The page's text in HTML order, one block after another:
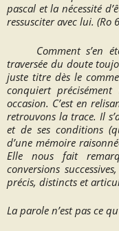
pascal et la nécessité
ressusciter avec lui. (Ro
Comment s’en
traversée du doute
juste titre dès le
conquiert
occasion. C’est en
retrouvons la trace. Il
et de ses conditions
d’une mémoire
Elle nous fait
conversions
précis, distincts et
La parole n’est pas ce